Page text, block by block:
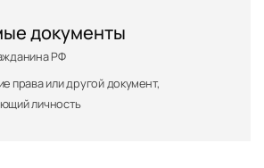
документы
РФ
права или другой документ,
личность